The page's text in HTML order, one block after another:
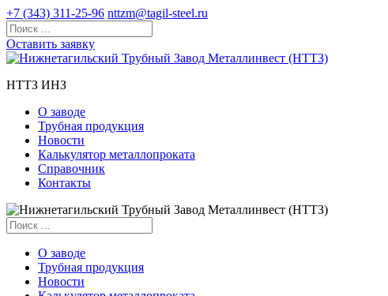
+7 (343) 311-25-96 nttzm@tagil-steel.ru
Оставить заявку
НТТЗ ИНЗ
О заводе
Трубная продукция
Новости
Калькулятор металлопроката
Справочник
Контакты
О заводе
Трубная продукция
Новости